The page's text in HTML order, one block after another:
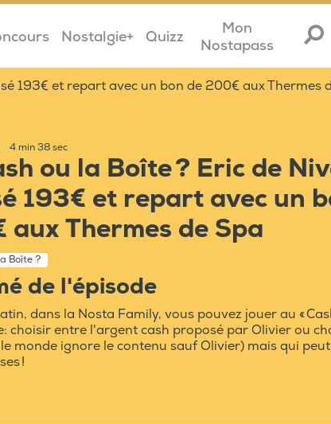
Nostalgie+ Quizz
Mon
Nostapass
193€ et repart avec un bon de 200€ aux Thermes
4 min 38 sec
ou la Boîte ? Eric de
193€ et repart avec un
Thermes de Spa
Boîte ?
de l'épisode
dans la Nosta Family, vous pouvez jouer au «
choisir entre l'argent cash proposé par Olivier ou
monde ignore le contenu sauf Olivier) mais qui
!